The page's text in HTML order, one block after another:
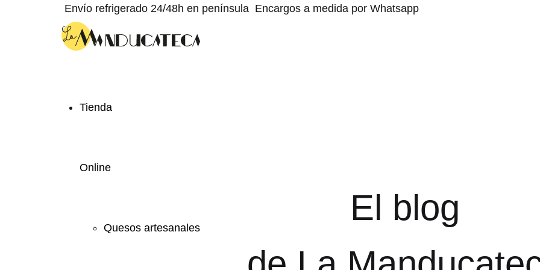
Envío refrigerado 24/48h en península Encargos a medida por Whatsapp
Tienda
Online
Quesos artesanales
El blog